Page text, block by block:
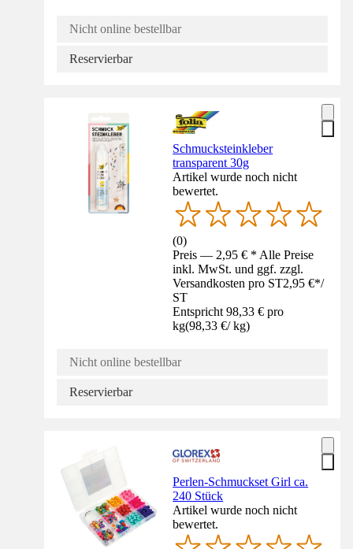
Nicht online bestellbar
Reservierbar
Schmucksteinkleber
transparent 30g
Artikel wurde noch nicht
bewertet.
(0)
Preis — 2,95 € * Alle Preise
inkl. MwSt. und ggf. zzgl.
Versandkosten pro ST2,95 €*/
ST
Entspricht 98,33 € pro
kg(98,33 €/ kg)
Nicht online bestellbar
Reservierbar
Perlen-Schmuckset Girl ca.
240 Stück
Artikel wurde noch nicht
bewertet.